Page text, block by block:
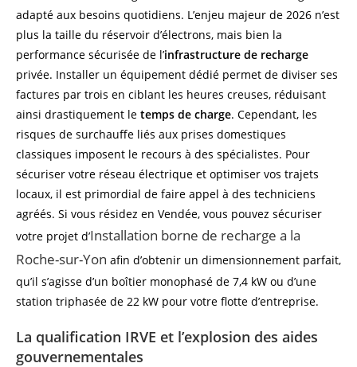
adapté aux besoins quotidiens. L’enjeu majeur de 2026 n’est
plus la taille du réservoir d’électrons, mais bien la
performance sécurisée de l’infrastructure de recharge
privée. Installer un équipement dédié permet de diviser ses
factures par trois en ciblant les heures creuses, réduisant
ainsi drastiquement le temps de charge. Cependant, les
risques de surchauffe liés aux prises domestiques
classiques imposent le recours à des spécialistes. Pour
sécuriser votre réseau électrique et optimiser vos trajets
locaux, il est primordial de faire appel à des techniciens
agréés. Si vous résidez en Vendée, vous pouvez sécuriser
votre projet d’Installation borne de recharge a la
Roche-sur-Yon afin d’obtenir un dimensionnement parfait,
qu’il s’agisse d’un boîtier monophasé de 7,4 kW ou d’une
station triphasée de 22 kW pour votre flotte d’entreprise.
La qualification IRVE et l’explosion des aides
gouvernementales